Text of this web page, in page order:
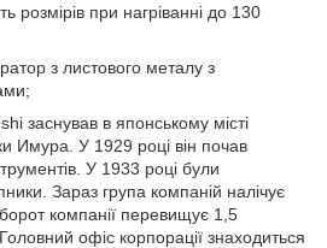
розмірів при нагріванні до 130
з листового металу з
заснував в японському місті
Имура. У 1929 році він почав
У 1933 році були
Зараз група компаній налічує
компанії перевищує 1,5
офіс корпорації знаходиться